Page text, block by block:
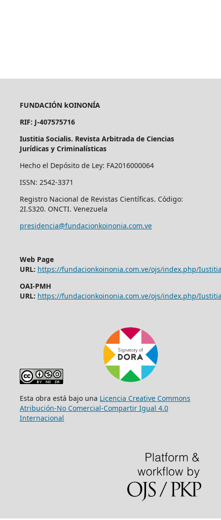
FUNDACIÓN kOINONÍA
RIF: J-407575716
Iustitia Socialis. Revista Arbitrada de Ciencias
Jurídicas y Criminalísticas
Hecho el Depósito de Ley: FA2016000064
ISSN: 2542-3371
Registro Nacional de Revistas Científicas. Código:
2I.S320. ONCTI. Venezuela
presidencia@fundacionkoinonia.com.ve
Web Page
URL: https://fundacionkoinonia.com.ve/ojs/index.php/
OAI-PMH
URL: https://fundacionkoinonia.com.ve/ojs/index.php/
Esta obra está bajo una Licencia Creative Commons
Atribución-No Comercial-Compartir Igual 4.0
Internacional